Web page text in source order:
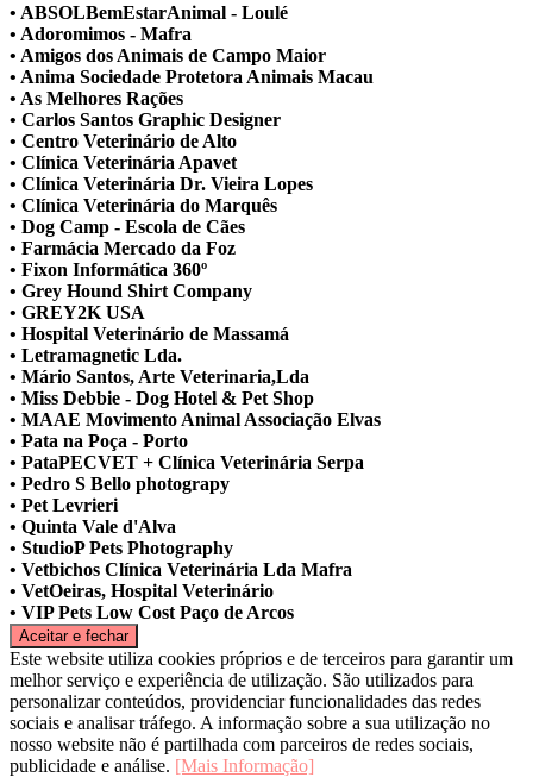
• ABSOLBemEstarAnimal - Loulé
• Adoromimos - Mafra
• Amigos dos Animais de Campo Maior
• Anima Sociedade Protetora Animais Macau
• As Melhores Rações
• Carlos Santos Graphic Designer
• Centro Veterinário de Alto
• Clínica Veterinária Apavet
• Clínica Veterinária Dr. Vieira Lopes
• Clínica Veterinária do Marquês
• Dog Camp - Escola de Cães
• Farmácia Mercado da Foz
• Fixon Informática 360º
• Grey Hound Shirt Company
• GREY2K USA
• Hospital Veterinário de Massamá
• Letramagnetic Lda.
• Mário Santos, Arte Veterinaria,Lda
• Miss Debbie - Dog Hotel & Pet Shop
• MAAE Movimento Animal Associação Elvas
• Pata na Poça - Porto
• PataPECVET + Clínica Veterinária Serpa
• Pedro S Bello photograpy
• Pet Levrieri
• Quinta Vale d'Alva
• StudioP Pets Photography
• Vetbichos Clínica Veterinária Lda Mafra
• VetOeiras, Hospital Veterinário
• VIP Pets Low Cost Paço de Arcos
Este website utiliza cookies próprios e de terceiros para garantir um
melhor serviço e experiência de utilização. São utilizados para
personalizar conteúdos, providenciar funcionalidades das redes
sociais e analisar tráfego. A informação sobre a sua utilização no
nosso website não é partilhada com parceiros de redes sociais,
publicidade e análise. [Mais Informação]